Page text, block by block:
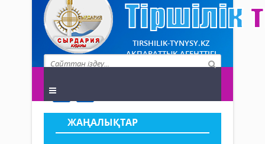
TIRSHILIK-TYNYSY.KZ
АҚПАРАТТЫҚ АГЕНТТІГІ
ЖАҢАЛЫҚТАР